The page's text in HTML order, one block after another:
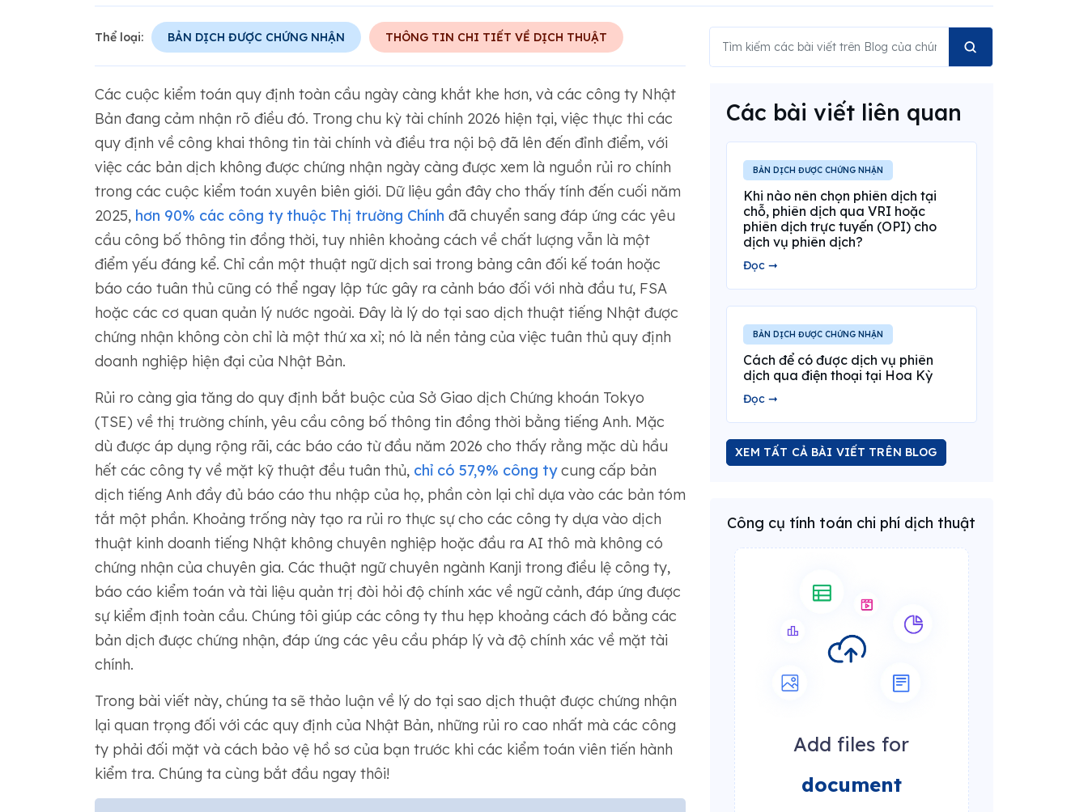
Thể loại: BẢN DỊCH ĐƯỢC CHỨNG NHẬN THÔNG TIN CHI TIẾT VỀ DỊCH THUẬT
Các cuộc kiểm toán quy định toàn cầu ngày càng khắt khe hơn, và các công ty Nhật
Bản đang cảm nhận rõ điều đó. Trong chu kỳ tài chính 2026 hiện tại, việc thực thi các
quy định về công khai thông tin tài chính và điều tra nội bộ đã lên đến đỉnh điểm, với
việc các bản dịch không được chứng nhận ngày càng được xem là nguồn rủi ro chính
trong các cuộc kiểm toán xuyên biên giới. Dữ liệu gần đây cho thấy tính đến cuối năm
2025, hơn 90% các công ty thuộc Thị trường Chính đã chuyển sang đáp ứng các yêu
cầu công bố thông tin đồng thời, tuy nhiên khoảng cách về chất lượng vẫn là một
điểm yếu đáng kể. Chỉ cần một thuật ngữ dịch sai trong bảng cân đối kế toán hoặc
báo cáo tuân thủ cũng có thể ngay lập tức gây ra cảnh báo đối với nhà đầu tư, FSA
hoặc các cơ quan quản lý nước ngoài. Đây là lý do tại sao dịch thuật tiếng Nhật được
chứng nhận không còn chỉ là một thứ xa xỉ; nó là nền tảng của việc tuân thủ quy định
doanh nghiệp hiện đại của Nhật Bản.
Rủi ro càng gia tăng do quy định bắt buộc của Sở Giao dịch Chứng khoán Tokyo
(TSE) về thị trường chính, yêu cầu công bố thông tin đồng thời bằng tiếng Anh. Mặc
dù được áp dụng rộng rãi, các báo cáo từ đầu năm 2026 cho thấy rằng mặc dù hầu
hết các công ty về mặt kỹ thuật đều tuân thủ, chỉ có 57,9% công tycung cấp bản
dịch tiếng Anh đầy đủ báo cáo thu nhập của họ, phần còn lại chỉ dựa vào các bản tóm
tắt một phần. Khoảng trống này tạo ra rủi ro thực sự cho các công ty dựa vào dịch
thuật kinh doanh tiếng Nhật không chuyên nghiệp hoặc đầu ra AI thô mà không có
chứng nhận của chuyên gia. Các thuật ngữ chuyên ngành Kanji trong điều lệ công ty,
báo cáo kiểm toán và tài liệu quản trị đòi hỏi độ chính xác về ngữ cảnh, đáp ứng được
sự kiểm định toàn cầu. Chúng tôi giúp các công ty thu hẹp khoảng cách đó bằng các
bản dịch được chứng nhận, đáp ứng các yêu cầu pháp lý và độ chính xác về mặt tài
chính.
Trong bài viết này, chúng ta sẽ thảo luận về lý do tại sao dịch thuật được chứng nhận
lại quan trọng đối với các quy định của Nhật Bản, những rủi ro cao nhất mà các công
ty phải đối mặt và cách bảo vệ hồ sơ của bạn trước khi các kiểm toán viên tiến hành
kiểm tra. Chúng ta cùng bắt đầu ngay thôi!
Các bài viết liên quan
BẢN DỊCH ĐƯỢC CHỨNG NHẬN
Khi nào nên chọn phiên dịch tại
chỗ, phiên dịch qua VRI hoặc
phiên dịch trực tuyến (OPI) cho
dịch vụ phiên dịch?
Đọc ➞
BẢN DỊCH ĐƯỢC CHỨNG NHẬN
Cách để có được dịch vụ phiên
dịch qua điện thoại tại Hoa Kỳ
Đọc ➞
XEM TẤT CẢ BÀI VIẾT TRÊN BLOG
Công cụ tính toán chi phí dịch thuật
Add files for
document